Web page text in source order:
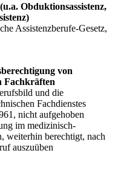
Obduktionsassistenz,
Assistenzberufe-Gesetz,
von
Fachkräften
und die
Fachdienstes
nicht aufgehoben
im medizinisch-
weiterhin berechtigt, nach
auszuüben